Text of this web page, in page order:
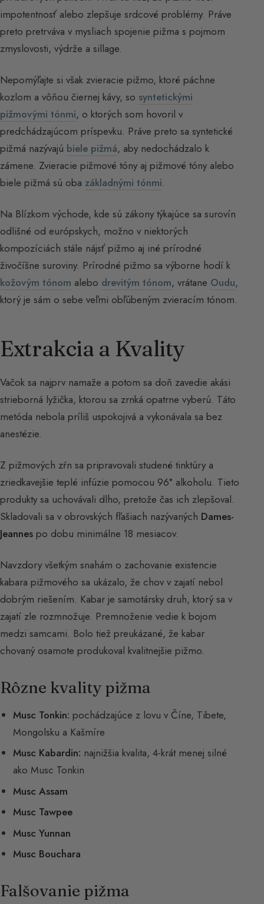
impotentnosť alebo zlepšuje srdcové problémy. Práve
preto pretrváva v mysliach spojenie pižma s pojmom
zmyslovosti, výdrže a sillage.
Nepomýľajte si však zvieracie pižmo, ktoré páchne
kozlom a vôňou čiernej kávy, so syntetickými
pižmovými tónmi, o ktorých som hovoril v
predchádzajúcom príspevku. Práve preto sa syntetické
pižmá nazývajú biele pižmá, aby nedochádzalo k
zámene. Zvieracie pižmové tóny aj pižmové tóny alebo
biele pižmá sú oba základnými tónmi.
Na Blízkom východe, kde sú zákony týkajúce sa surovín
odlišné od európskych, možno v niektorých
kompozíciách stále nájsť pižmo aj iné prírodné
živočíšne suroviny. Prírodné pižmo sa výborne hodí k
kožovým tónom alebo drevitým tónom, vrátane Oudu,
ktorý je sám o sebe veľmi obľúbeným zvieracím tónom.
Extrakcia a Kvality
Vačok sa najprv namaže a potom sa doň zavedie akási
strieborná lyžička, ktorou sa zrnká opatrne vyberú. Táto
metóda nebola príliš uspokojivá a vykonávala sa bez
anestézie.
Z pižmových zŕn sa pripravovali studené tinktúry a
zriedkavejšie teplé infúzie pomocou 96° alkoholu. Tieto
produkty sa uchovávali dlho, pretože čas ich zlepšoval.
Skladovali sa v obrovských fľašiach nazývaných Dames-
Jeannes po dobu minimálne 18 mesiacov.
Navzdory všetkým snahám o zachovanie existencie
kabara pižmového sa ukázalo, že chov v zajatí nebol
dobrým riešením. Kabar je samotársky druh, ktorý sa v
zajatí zle rozmnožuje. Premnoženie vedie k bojom
medzi samcami. Bolo tiež preukázané, že kabar
chovaný osamote produkoval kvalitnejšie pižmo.
Rôzne kvality pižma
Musc Tonkin: pochádzajúce z lovu v Číne, Tibete,
Mongolsku a Kašmíre
Musc Kabardin: najnižšia kvalita, 4-krát menej silné
ako Musc Tonkin
Musc Assam
Musc Tawpee
Musc Yunnan
Musc Bouchara
Falšovanie pižma